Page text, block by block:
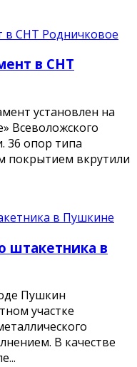
в СНТ
установлен на
Всеволожского
36 опор типа
покрытием вкрутили
штакетника в
Пушкин
участке
В качестве